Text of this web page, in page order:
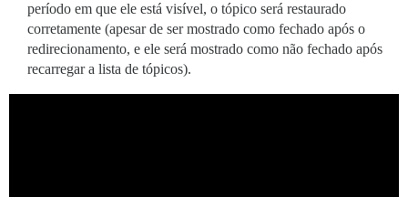
período em que ele está visível, o tópico será restaurado
corretamente (apesar de ser mostrado como fechado após o
redirecionamento, e ele será mostrado como não fechado após
recarregar a lista de tópicos).